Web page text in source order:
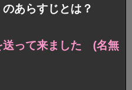
あらすじとは？
送って来ました (名無